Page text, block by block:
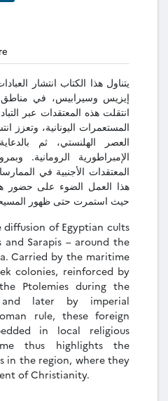
يتناول هذا الكتاب انتشار
إيزيس وسيرابيس، في
انتقلت هذه المعتقدات عبر
المستعمرات اليونانية، وتعزز
العصر الهلنستي، ثم
الإمبراطورية الرومانية.
المعتقدات الأجنبية في
هذا العمل الضوء على حضور
حيث استمرت حتى ظهور
of Egyptian cults
Sarapis – around the
Carried by the maritime
colonies, reinforced by
Ptolemies during the
and later by imperial
rule, these foreign
in local religious
thus highlights the
in the region, where they
of Christianity.